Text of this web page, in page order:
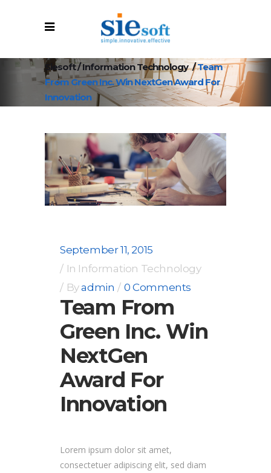
Siesoft/Information Technology /Team
From Green Inc. Win NextGen Award For
Innovation
September 11, 2015
In Information Technology
Byadmin 0 Comments
Team From
Green Inc. Win
NextGen
Award For
Innovation
Lorem ipsum dolor sit amet,
consectetuer adipiscing elit, sed diam